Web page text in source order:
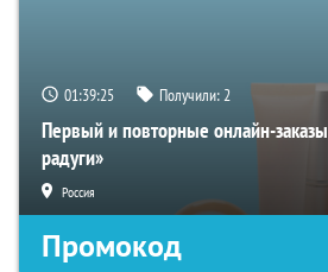
01:39:24 Получили:2
Первый и повторные онлайн-
радуги»
Россия
Промокод